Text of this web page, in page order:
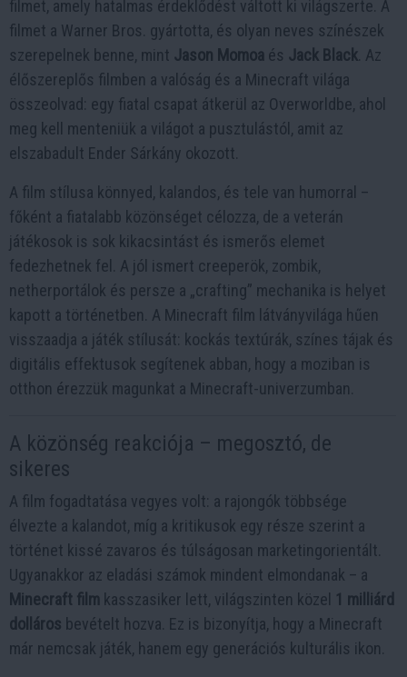
filmet, amely hatalmas érdeklődést váltott ki világszerte. A
filmet a Warner Bros. gyártotta, és olyan neves színészek
szerepelnek benne, mint Jason Momoa és Jack Black . Az
élőszereplős filmben a valóság és a Minecraft világa
összeolvad: egy fiatal csapat átkerül az Overworldbe, ahol
meg kell menteniük a világot a pusztulástól, amit az
elszabadult Ender Sárkány okozott.
A film stílusa könnyed, kalandos, és tele van humorral –
főként a fiatalabb közönséget célozza, de a veterán
játékosok is sok kikacsintást és ismerős elemet
fedezhetnek fel. A jól ismert creeperök, zombik,
netherportálok és persze a „crafting” mechanika is helyet
kapott a történetben. A Minecraft film látványvilága hűen
visszaadja a játék stílusát: kockás textúrák, színes tájak és
digitális effektusok segítenek abban, hogy a moziban is
otthon érezzük magunkat a Minecraft-univerzumban.
A közönség reakciója – megosztó, de
sikeres
A film fogadtatása vegyes volt: a rajongók többsége
élvezte a kalandot, míg a kritikusok egy része szerint a
történet kissé zavaros és túlságosan marketingorientált.
Ugyanakkor az eladási számok mindent elmondanak – a
Minecraft film kasszasiker lett, világszinten közel 1 milliárd
dolláros bevételt hozva. Ez is bizonyítja, hogy a Minecraft
már nemcsak játék, hanem egy generációs kulturális ikon.